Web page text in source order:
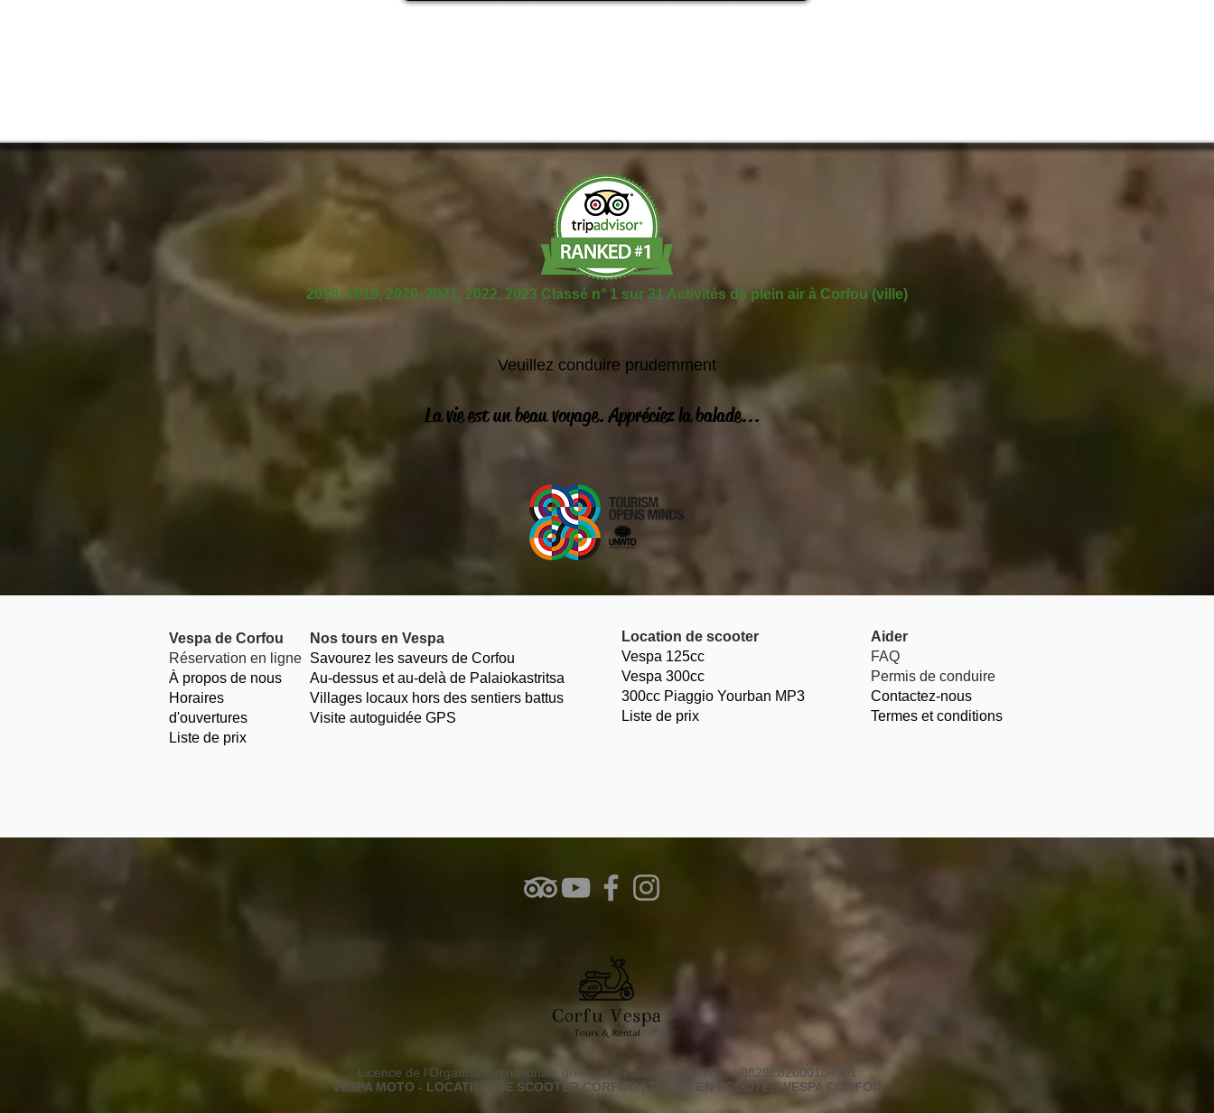
2018, 2019, 2020, 2021, 2022, 2023 Classé n° 1 sur 31 Activités de plein air à Corfou (ville)
Veuillez conduire prudemment
La vie est un beau voyage. Appréciez la balade...
Vespa de Corfou
Réservation en ligne
À propos de nous
Horaires
d'ouvertures
Liste de prix
Nos tours en Vespa
Savourez les saveurs de Corfou
Au-dessus et au-delà de Palaiokastritsa
Villages locaux hors des sentiers battus
Visite autoguidée GPS
Location de scooter
Vespa 125cc
Vespa 300cc
300cc Piaggio Yourban MP3
Liste de prix
Aider
FAQ
Permis de conduire
Contactez-nous
Termes et conditions
Licence de l'Organisation nationale grecque du tourisme (GNTO) : 0829E82000104001
​VESPA MOTO - LOCATION DE SCOOTER CORFOU | TOURS EN SCOOTER VESPA CORFOU